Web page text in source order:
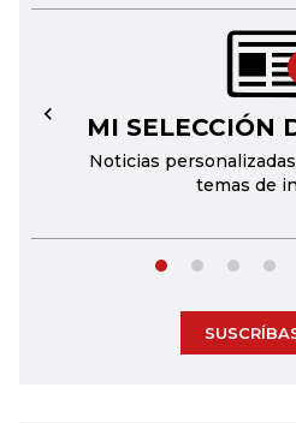
MI SELECCIÓN
Noticias
temas de
←